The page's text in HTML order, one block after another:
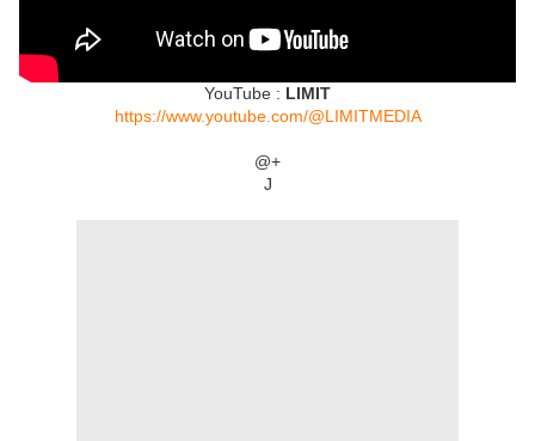
YouTube : LIMIT
https://www.youtube.com/@LIMITMEDIA
@+
J